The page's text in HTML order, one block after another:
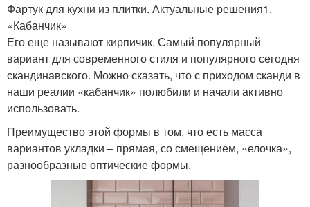
Фартук для кухни из плитки. Актуальные решения1.
«Кабанчик»
Его еще называют кирпичик. Самый популярный
вариант для современного стиля и популярного сегодня
скандинавского. Можно сказать, что с приходом сканди в
наши реалии «кабанчик» полюбили и начали активно
использовать.
Преимущество этой формы в том, что есть масса
вариантов укладки – прямая, со смещением, «елочка»,
разнообразные оптические формы.